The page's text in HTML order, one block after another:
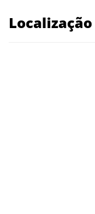
Localização